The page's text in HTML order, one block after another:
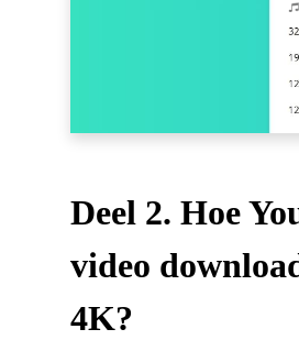
Deel 2. Hoe
video
4K?